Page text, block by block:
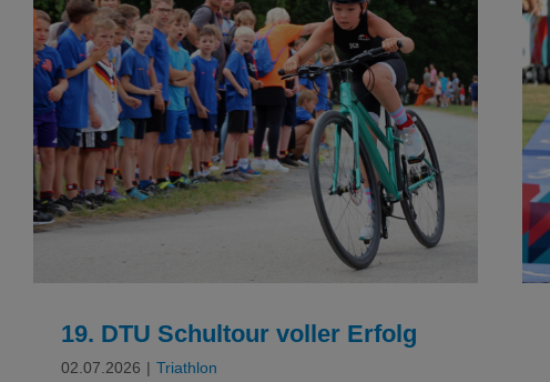
19. DTU Schultour voller Erfolg
Triathlon
19. DTU Schultour voller Erfolg
02.07.2026 | Triathlon